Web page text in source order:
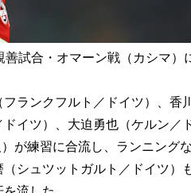
試合・オマーン戦（カシマ）
ランクフルト／ドイツ）、香
イツ）、大迫勇也（ケルン／
が練習に合流し、ランニング
シュツットガルト／ドイツ）